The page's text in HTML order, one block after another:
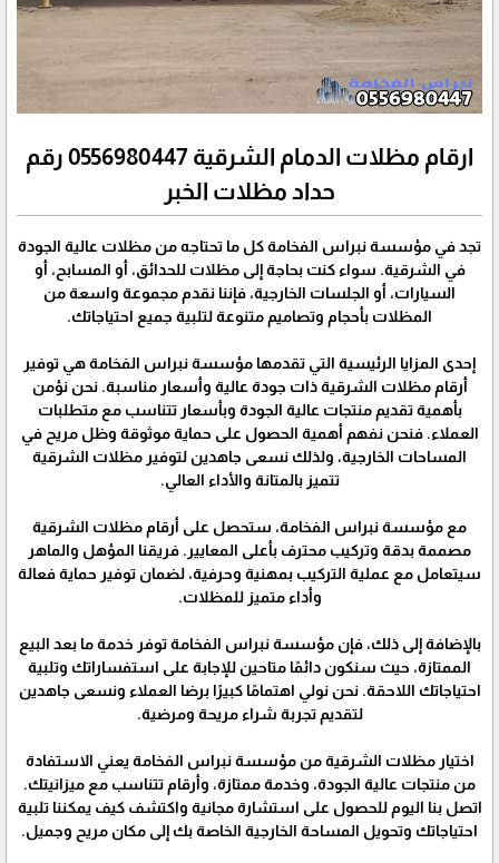
ارقام مظلات الدمام الشرقية 0556980447 رقم
حداد مظلات الخبر
تجد في مؤسسة نبراس الفخامة كل ما تحتاجه من مظلات عالية الجودة
في الشرقية. سواء كنت بحاجة إلى مظلات للحدائق، أو المسابح، أو
السيارات، أو الجلسات الخارجية، فإننا نقدم مجموعة واسعة من
المظلات بأحجام وتصاميم متنوعة لتلبية جميع احتياجاتك.
إحدى المزايا الرئيسية التي تقدمها مؤسسة نبراس الفخامة هي توفير
أرقام مظلات الشرقية ذات جودة عالية وأسعار مناسبة. نحن نؤمن
بأهمية تقديم منتجات عالية الجودة وبأسعار تتناسب مع متطلبات
العملاء. فنحن نفهم أهمية الحصول على حماية موثوقة وظل مريح في
المساحات الخارجية، ولذلك نسعى جاهدين لتوفير مظلات الشرقية
تتميز بالمتانة والأداء العالي.
مع مؤسسة نبراس الفخامة، ستحصل على أرقام مظلات الشرقية
مصممة بدقة وتركيب محترف بأعلى المعايير. فريقنا المؤهل والماهر
سيتعامل مع عملية التركيب بمهنية وحرفية، لضمان توفير حماية فعالة
وأداء متميز للمظلات.
بالإضافة إلى ذلك، فإن مؤسسة نبراس الفخامة توفر خدمة ما بعد البيع
الممتازة، حيث سنكون دائمًا متاحين للإجابة على استفساراتك وتلبية
احتياجاتك اللاحقة. نحن نولي اهتمامًا كبيرًا برضا العملاء ونسعى جاهدين
لتقديم تجربة شراء مريحة ومرضية.
اختيار مظلات الشرقية من مؤسسة نبراس الفخامة يعني الاستفادة
من منتجات عالية الجودة، وخدمة ممتازة، وأرقام تتناسب مع ميزانيتك.
اتصل بنا اليوم للحصول على استشارة مجانية واكتشف كيف يمكننا تلبية
احتياجاتك وتحويل المساحة الخارجية الخاصة بك إلى مكان مريح وجميل.